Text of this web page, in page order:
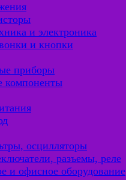
и электроника
и кнопки
приборы
компоненты
осцилляторы
разъемы, реле
и офисное оборудование